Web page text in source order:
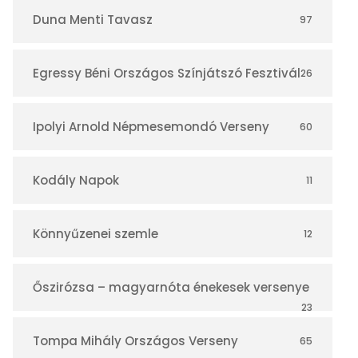
r
Duna Menti Tavasz 97
Egressy Béni Országos Színjátszó Fesztivál26
Ipolyi Arnold Népmesemondó Verseny 60
Kodály Napok 11
Könnyűzenei szemle 12
Őszirózsa – magyarnóta énekesek versenye
23
Tompa Mihály Országos Verseny 65